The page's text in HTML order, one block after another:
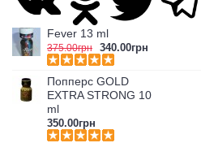
Fever 13 ml
375.00грн 340.00грн
Попперс GOLD
EXTRA STRONG 10
ml
350.00грн